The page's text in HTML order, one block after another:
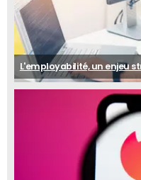
L'employabilité, un enjeu